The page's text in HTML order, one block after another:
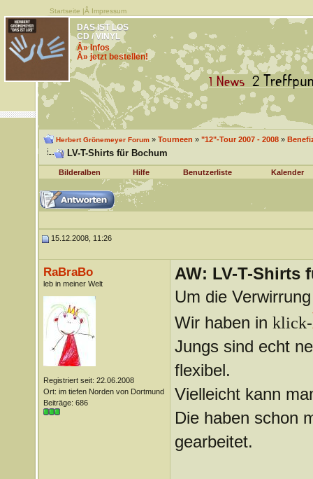
Startseite |Â Impressum
DAS IST LOS
CD / VINYL
Â» Infos
Â» jetzt bestellen!
Herbert Grönemeyer Forum» Tourneen » "12"-Tour 2007 - 2008»
LV-T-Shirts für Bochum
Bilderalben Hilfe Benutzerliste Kalender
15.12.2008, 11:26
RaBraBo
leb in meiner Welt
Registriert seit: 22.06.2008
Ort: im tiefen Norden von Dortmund
Beiträge: 686
AW: LV-T-Shirts
Um die
Wir haben in klick-
Jungs sind echt
flexibel.
Vielleicht kann
Die haben schon
gearbeitet.